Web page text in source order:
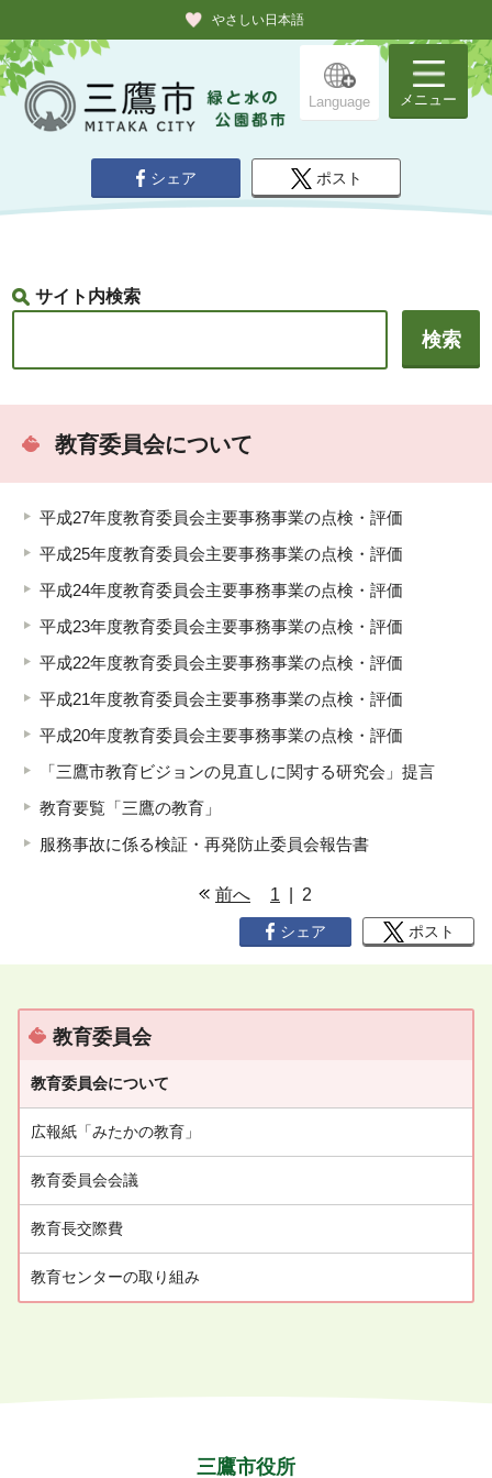
やさしい日本語
Language メニュー
シェア ポスト
サイト内検索
教育委員会について
平成27年度教育委員会主要事務事業の点検・評価
平成25年度教育委員会主要事務事業の点検・評価
平成24年度教育委員会主要事務事業の点検・評価
平成23年度教育委員会主要事務事業の点検・評価
平成22年度教育委員会主要事務事業の点検・評価
平成21年度教育委員会主要事務事業の点検・評価
平成20年度教育委員会主要事務事業の点検・評価
「三鷹市教育ビジョンの見直しに関する研究会」提言
教育要覧「三鷹の教育」
服務事故に係る検証・再発防止委員会報告書
ス
ト
前へ 1 | 2
シェア ポスト
教育委員会
教育委員会について
広報紙「みたかの教育」
教育委員会会議
教育長交際費
教育センターの取り組み
三鷹市役所